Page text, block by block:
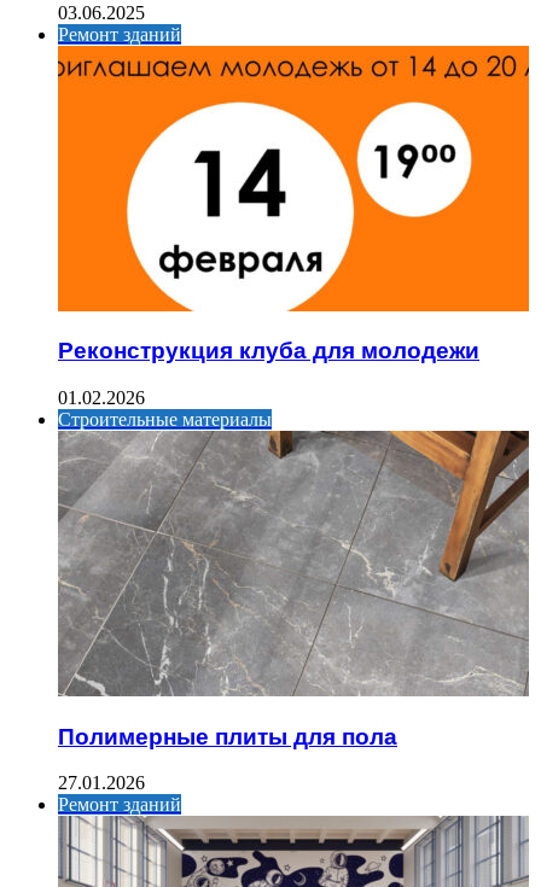
03.06.2025
Ремонт зданий
Реконструкция клуба для молодежи
01.02.2026
Строительные материалы
Полимерные плиты для пола
27.01.2026
Ремонт зданий